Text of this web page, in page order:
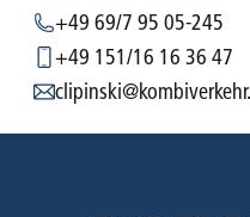
+49 69/7 95 05-245
+49 151/16 16 36 47